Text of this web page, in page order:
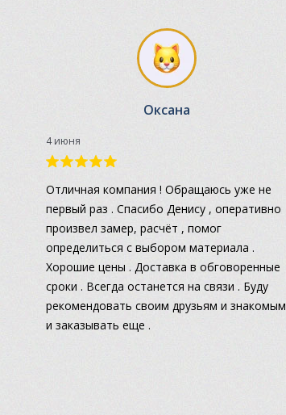
Оксана
4 июня
Отличная компания ! Обращаюсь уже не
первый раз . Спасибо Денису , оперативно
произвел замер, расчёт , помог
определиться с выбором материала .
Хорошие цены . Доставка в обговоренные
сроки . Всегда останется на связи . Буду
рекомендовать своим друзьям и знакомым
и заказывать еще .